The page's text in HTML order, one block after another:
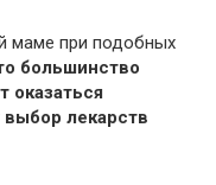
маме при подобных
большинство
оказаться
лекарств